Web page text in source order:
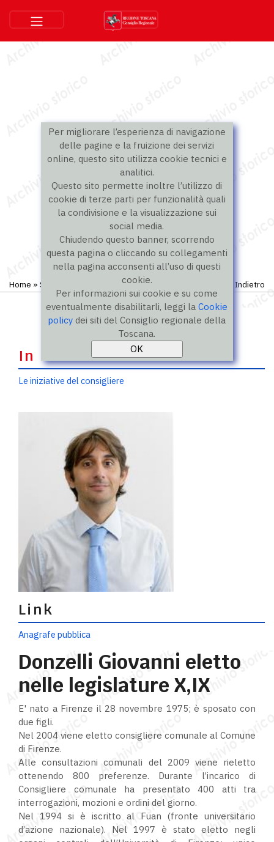
Per migliorare l’esperienza di navigazione
delle pagine e la fruizione dei servizi
online, questo sito utilizza cookie tecnici e
analitici.
Questo sito permette inoltre l’utilizzo di
cookie di terze parti per funzionalità quali
la condivisione e la visualizzazione sui
social media.
Chiudendo questo banner, scorrendo
questa pagina o cliccando su collegamenti
nella pagina acconsenti all’uso di questi
cookie.
Per informazioni sui cookie e su come
eventualmente disabilitarli, leggi laCookie
policy dei siti del Consiglio regionale della
Toscana.
Home » Storico IX legislatura»Consiglieri Indietro
In evidenza
Le iniziative del consigliere
Link
Anagrafe pubblica
Donzelli Giovanni eletto
nelle legislature X,IX
E' nato a Firenze il 28 novembre 1975; è sposato con
due figli.
Nel 2004 viene eletto consigliere comunale al Comune
di Firenze.
Alle consultazioni comunali del 2009 viene rieletto
ottenendo 800 preferenze. Durante l’incarico di
Consigliere comunale ha presentato 400 atti tra
interrogazioni, mozioni e ordini del giorno.
Nel 1994 si è iscritto al Fuan (fronte universitario
d’azione nazionale). Nel 1997 è stato eletto negli